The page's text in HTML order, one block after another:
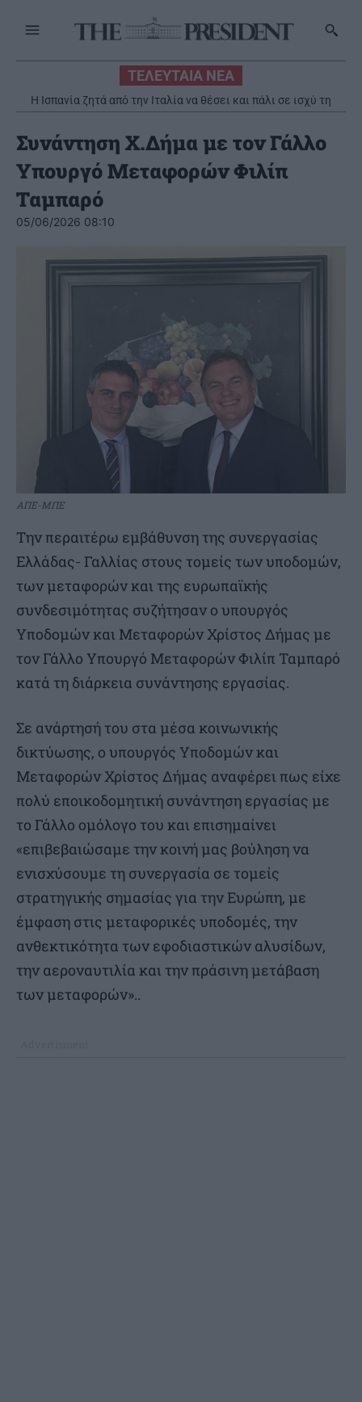
ΤΕΛΕΥΤΑΙΑ ΝΕΑ
H Ισπανία ζητά από την Ιταλία να θέσει και πάλι σε ισχύ τη
Συμφωνία Σένγκεν – Μελόνι: Δεν δεχόμαστε επιβολές ή
Θάσος: Ολοκληρώθηκε η επιχείρηση μεταφοράς
τραυματισμένου 18χρονου Ρουμάνου, από δύσβατο σημείο στο
Συνάντηση Χ.Δήμα με τον Γάλλο
Υπουργό Μεταφορών Φιλίπ
Ταμπαρό
05/06/2026 08:10
ΑΠΕ-ΜΠΕ
Την περαιτέρω εμβάθυνση της συνεργασίας
Ελλάδας- Γαλλίας στους τομείς των υποδομών,
των μεταφορών και της ευρωπαϊκής
συνδεσιμότητας συζήτησαν ο υπουργός
Υποδομών και Μεταφορών Χρίστος Δήμας με
τον Γάλλο Υπουργό Μεταφορών Φιλίπ Ταμπαρό
κατά τη διάρκεια συνάντησης εργασίας.
Σε ανάρτησή του στα μέσα κοινωνικής
δικτύωσης, ο υπουργός Υποδομών και
Μεταφορών Χρίστος Δήμας αναφέρει πως είχε
πολύ εποικοδομητική συνάντηση εργασίας με
το Γάλλο ομόλογο του και επισημαίνει
«επιβεβαιώσαμε την κοινή μας βούληση να
ενισχύσουμε τη συνεργασία σε τομείς
στρατηγικής σημασίας για την Ευρώπη, με
έμφαση στις μεταφορικές υποδομές, την
ανθεκτικότητα των εφοδιαστικών αλυσίδων,
την αεροναυτιλία και την πράσινη μετάβαση
των μεταφορών»..